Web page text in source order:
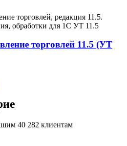
торговлей, редакция 11.5.
обработки для 1C УТ 11.5
торговлей 11.5 (УТ
40 282 клиентам